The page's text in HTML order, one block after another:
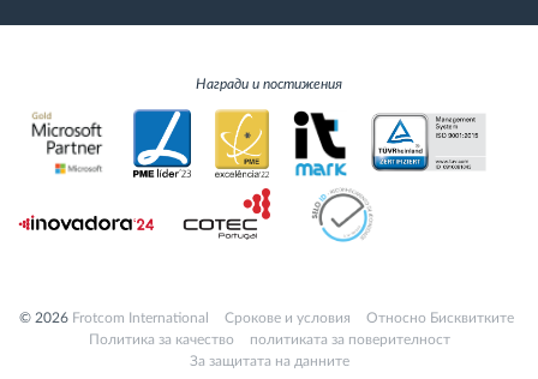
Награди и постижения
© 2026 Frotcom International Cрокове и условия
Относно Бисквитките
Политика за качество
политиката за поверителност
За защитата на данните